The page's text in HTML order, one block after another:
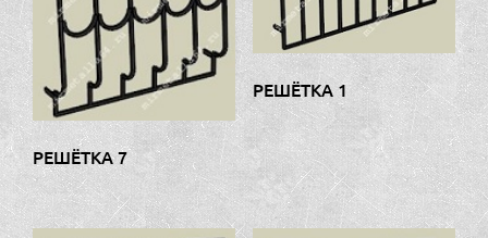
РЕШЁТКА 7
РЕШЁТКА 1